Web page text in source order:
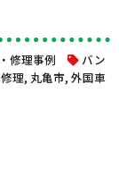
修理事例
バン
理, 丸亀市,外国車